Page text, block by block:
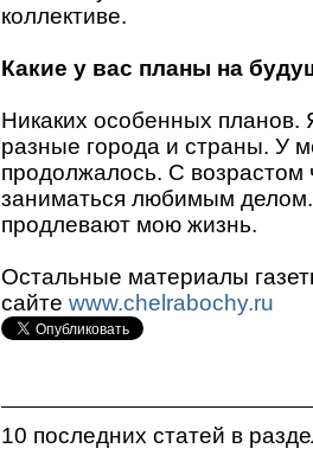
коллективе.
Какие у вас планы на
Никаких особенных
разные города и страны. У
продолжалось. С
заниматься любимым
продлевают мою жизнь.
Остальные материалы
сайте www.chelrabochy.ru
10 последних статей в